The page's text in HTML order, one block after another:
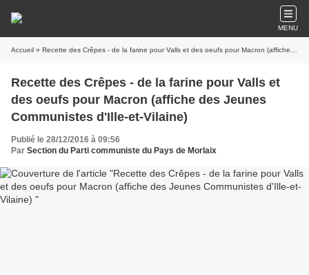
MENU
Accueil » Recette des Crêpes - de la farine pour Valls et des oeufs pour Macron (affiche des Jeunes Communistes d'Ille-et-Vilaine)
Recette des Crêpes - de la farine pour Valls et
des oeufs pour Macron (affiche des Jeunes
Communistes d'Ille-et-Vilaine)
Publié le 28/12/2016 à 09:56
Par Section du Parti communiste du Pays de Morlaix